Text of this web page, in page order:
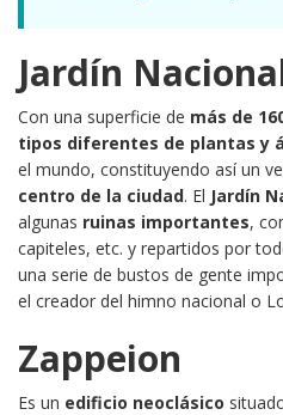
Jardín
Con una superficie de más de
tipos diferentes de plantas y
el mundo, constituyendo así un
centro de la ciudad. El Jardín
algunas ruinas importantes,
capiteles, etc. y repartidos por
una serie de bustos de gente
el creador del himno nacional o
Zappeion
Es un edificio neoclásico